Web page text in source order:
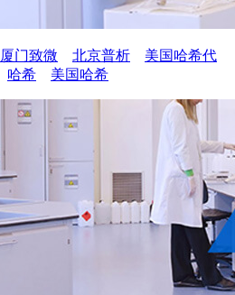
厦门致微 北京普析
美国哈希代
哈希 美国哈希